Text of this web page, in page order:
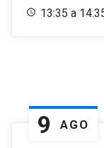
13:35 a
9 AGO